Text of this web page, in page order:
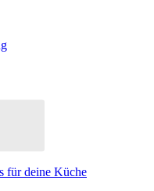
für deine Küche